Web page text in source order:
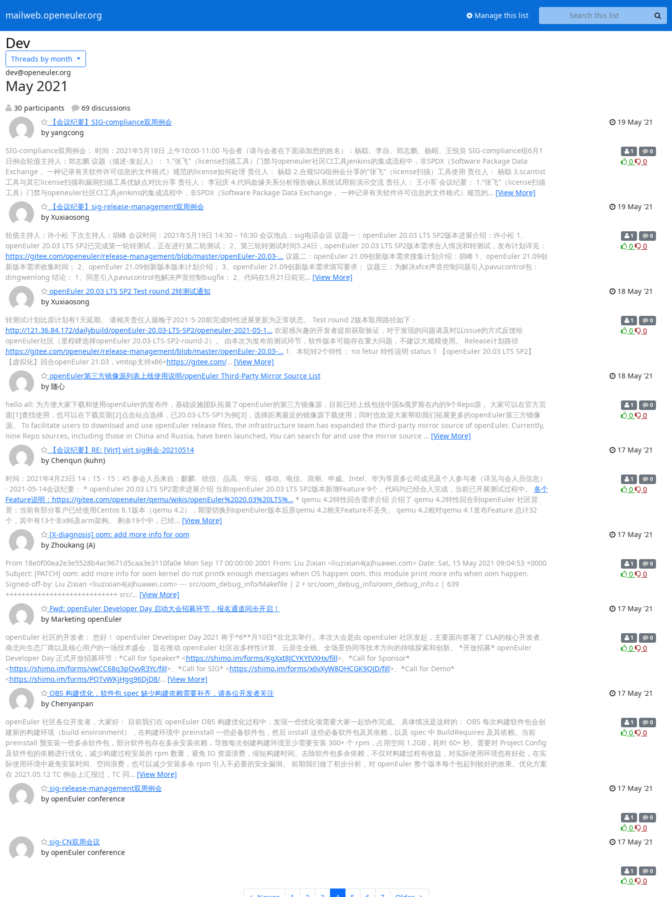
mailweb.openeuler.org Manage this list
Dev
Threads by month
dev@openeuler.org
May 2021
30 participants
69 discussions
【会议纪要】SIG-compliance双周例会
by yangcong
19 May '21
SIG-compliance双周例会： 时间：2021年5月18日 上午10:00-11:00 与会者（请与会者在下面添加您的姓名）：杨聪、李自、郑志鹏、杨昭、王悦良 SIG-compliance组6月1
日例会轮值主持人：郑志鹏 议题（描述-发起人）： 1.“张飞”（license扫描工具）门禁与openeuler社区CI工具jenkins的集成流程中，非SPDX（Software Package Data
Exchange， 一种记录有关软件许可信息的文件格式）规范的license如何处理 责任人： 杨聪 2.合规SIG组例会分享的“张飞”（license扫描）工具使用 责任人： 杨聪 3.scantist
工具与其它license扫描和漏洞扫描工具优缺点对比分享 责任人： 李冠庆 4.代码血缘关系分析报告确认系统试用前演示交流 责任人： 王小军 会议纪要： 1.“张飞”（license扫描
工具）门禁与openeuler社区CI工具jenkins的集成流程中，非SPDX（Software Package Data Exchange， 一种记录有关软件许可信息的文件格式）规范的… [View More]
1 0
0 0
【会议纪要】sig-release-management双周例会
by Xuxiaosong
19 May '21
轮值主持人：许小松 下次主持人：胡峰 会议时间：2021年5月19日 14:30－16:30 会议地点：sig电话会议 议题一：openEuler 20.03 LTS SP2版本进展介绍：许小松 1、
openEuler 20.03 LTS SP2已完成第一轮转测试，正在进行第二轮测试； 2、第三轮转测试时间5.24日，openEuler 20.03 LTS SP2版本需求合入情况和转测试，发布计划详见：
https://gitee.com/openeuler/release-management/blob/master/openEuler-20.03-… 议题二：openEuler 21.09创新版本需求搜集计划介绍：胡峰 1、openEuler 21.09创
新版本需求收集时间； 2、openEuler 21.09创新版本版本计划介绍； 3、openEuler 21.09创新版本需求填写要求； 议题三：为解决xfce声音控制问题引入pavucontrol包：
dingwenlong 结论： 1、同意引入pavucontrol包解决声音控制bugfix； 2、代码在5月21日前完… [View More]
1 0
0 0
openEuler 20.03 LTS SP2 Test round 2转测试通知
by Xuxiaosong
18 May '21
转测试计划比原计划有1天延期。 请相关责任人最晚于2021-5-20前完成特性进展更新为正常状态。 Test round 2版本取用路径如下：
http://121.36.84.172/dailybuild/openEuler-20.03-LTS-SP2/openeuler-2021-05-1… 欢迎感兴趣的开发者提前获取验证，对于发现的问题请及时以issue的方式反馈给
openEuler社区（里程碑选择openEuler 20.03-LTS-SP2-round-2）。 由本次为发布前测试环节，软件版本可能存在重大问题，不建议大规模使用。 Release计划路径
https://gitee.com/openeuler/release-management/blob/master/openEuler-20.03-… 1、本轮转2个特性； no fetur 特性说明 status 1 【openEuler 20.03 LTS SP2】
【虚拟化】回合openEuler 21.03，vmtop支持x86<https://gitee.com/… [View More]
1 0
0 0
openEuler第三方镜像源列表上线使用说明/openEuler Third-Party Mirror Source List
by 随心
18 May '21
hello all: 为方便大家下载和使用openEuler的发布件，基础设施团队拓展了openEuler的第三方镜像源，目前已经上线包括中国&俄罗斯在内的9个Repo源， 大家可以在官方页
面[1]查找使用，也可以在下载页面[2]点击站点选择，已20.03-LTS-SP1为例[3]，选择距离最近的镜像源下载使用；同时也欢迎大家帮助我们拓展更多的openEuler第三方镜像
源。 To facilitate users to download and use openEuler release files, the infrastructure team has expanded the third-party mirror source of openEuler. Currently,
nine Repo sources, including those in China and Russia, have been launched, You can search for and use the mirror source … [View More]
1 0
0 0
【会议纪要】RE: [Virt] virt sig例会-20210514
by Chenqun (kuhn)
17 May '21
时间：2021年4月23日 14：15 - 15：45 参会人员来自：麒麟、统信、品高、华云、移动、电信、浪潮、申威、Intel、华为等居多公司成员及个人参与者（详见与会人员信息）
· 2021-05-14会议纪要： * openEuler 20.03 LTS SP2需求进展介绍 当前openEuler 20.03 LTS SP2版本新增Feature 9个，代码均已经合入完成，当前已开展测试过程中。 各个
Feature说明：https://gitee.com/openeuler/qemu/wikis/openEuler%2020.03%20LTS%… * qemu 4.2特性回合需求介绍 介绍了 qemu 4.2特性回合到openEuler 社区背
景：当前有部分客户已经使用Centos 8.1版本（qemu 4.2），期望切换到openEuler版本后原qemu 4.2相关Feature不丢失。 qemu 4.2相对qemu 4.1发布Feature 总计32
个，其中有13个非x86及arm架构。 剩余19个中，已经… [View More]
1 0
0 0
[X-diagnosis] oom: add more info for oom
by Zhoukang (A)
17 May '21
From 18e0f00ea2e3e5528b4ac9671d5caa3e3110fa0e Mon Sep 17 00:00:00 2001 From: Liu Zixian <liuzixian4(a)huawei.com> Date: Sat, 15 May 2021 09:04:53 +0000
Subject: [PATCH] oom: add more info for oom kernel do not printk enough messages when OS happen oom. this module print more info when oom happen.
Signed-off-by: Liu Zixian <liuzixian4(a)huawei.com> --- src/oom_debug_info/Makefile | 2 + src/oom_debug_info/oom_debug_info.c | 639
++++++++++++++++++++++++++++ src/… [View More]
1 0
0 0
Fwd: openEuler Developer Day 启动大会招募环节，报名通道同步开启！
by Marketing openEuler
17 May '21
openEuler 社区的开发者： 您好！ openEuler Developer Day 2021 将于*6**月10日*在北京举行。本次大会是由 openEuler 社区发起，主要面向签署了 CLA的核心开发者、
南北向生态厂商以及核心用户的一场技术盛会，旨在推动 openEuler 社区在多样性计算、云原生全栈、全场景协同等技术方向的持续探索和创新。 *开放招募* openEuler
Developer Day 正式开放招募环节：*Call for Speaker* <https://shimo.im/forms/KgXxt8JCYKYtVXHx/fill>、*Call for Sponsor*
<https://shimo.im/forms/vwCC68q3pQvvR3Yc/fill>、*Call for SIG* <https://shimo.im/forms/x6vXyW8QHCGK9QJD/fill>、*Call for Demo*
<https://shimo.im/forms/PQTvWKjHgg96DjD8/… [View More]
1 0
0 0
OBS 构建优化，软件包 spec 缺少构建依赖需要补齐，请各位开发者关注
by Chenyanpan
17 May '21
openEuler 社区各位开发者，大家好： 目前我们在 openEuler OBS 构建优化过程中，发现一些优化项需要大家一起协作完成。 具体情况是这样的： OBS 每次构建软件包会创
建新的构建环境（build environment），在构建环境中 preinstall 一些必备软件包，然后 install 这些必备软件包及其依赖，以及 spec 中 BuildRequires 及其依赖。当前
preinstall 预安装一些多余软件包，部分软件包存在多余安装依赖，导致每次创建构建环境至少需要安装 300+ 个 rpm，占用空间 1.2GB，耗时 60+ 秒。需要对 Project Config
及软件包的依赖进行优化，减少构建过程安装的 rpm 数量，避免 IO 资源浪费，缩短构建时间。去除软件包多余依赖，不仅对构建过程有收益，对实际使用环境也有好处，在实
际使用环境中避免安装时间、空间浪费，也可以减少安装多余 rpm 引入不必要的安全漏洞。 前期我们做了初步分析，对 openEuler 整个版本每个包起到较好的效果。优化方案
在 2021.05.12 TC 例会上汇报过，TC 同… [View More]
1 0
0 0
sig-release-management双周例会
by openEuler conference
17 May '21
1 0
0
0
sig-CN双周会议
by openEuler conference
17 May '21
1 0
0
0